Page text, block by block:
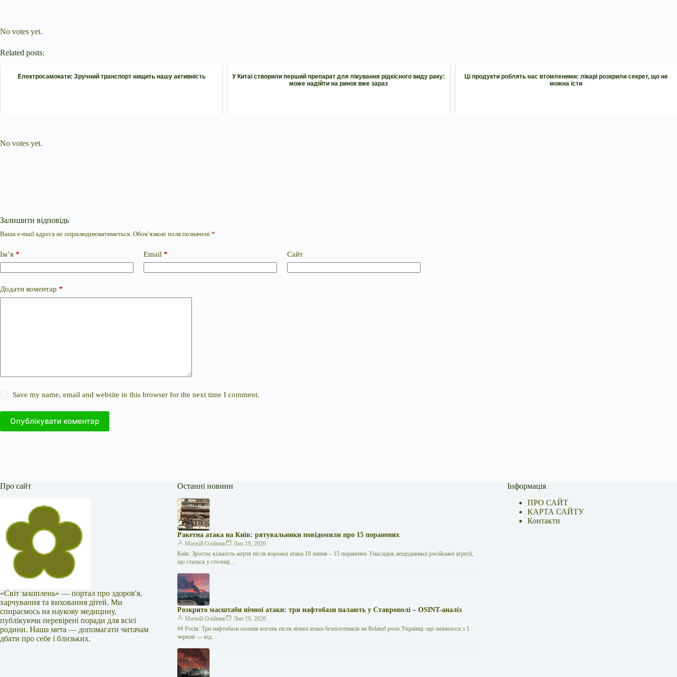
No votes yet.
Related posts:
Електросамокати: Зручний транспорт нищить нашу активність
У Китаї створили перший препарат для лікування рідкісного виду раку:
може надійти на ринок вже зараз
Ці продукти роблять нас втомленими: лікарі розкрили секрет, що не
можна їсти
No votes yet.
Залишити відповідь
Ваша e-mail адреса не оприлюднюватиметься. Обов’язкові поля позначені *
Ім’я * Email * Сайт
Додати коментар *
Save my name, email and website in this browser for the next time I comment.
Опублікувати коментар
Про сайт
«Світ захоплень» — портал про здоров'я,
харчування та виховання дітей. Ми
спираємось на наукову медицину,
публікуючи перевірені поради для всієї
родини. Наша мета — допомагати читачам
дбати про себе і близьких.
Останні новини
Ракетна атака на Київ: рятувальники повідомили про 15 поранених
Матвій Олійник
Лип 19, 2026
Київ: Зростає кількість жертв після ворожої атаки 19 липня – 15 поранених Унаслідок нещодавньої російської агресії,
що сталася у столиці…
Розкрито масштаби нічної атаки: три нафтобази палають у Ставрополі – OSINT-аналіз
Матвій Олійник
Лип 19, 2026
## Росія: Три нафтобази охопив вогонь після нічної атаки безпілотників на Related posts:Українці: що змінилося з 1
червня — від…
Інформація
ПРО САЙТ
КАРТА САЙТУ
Контакти